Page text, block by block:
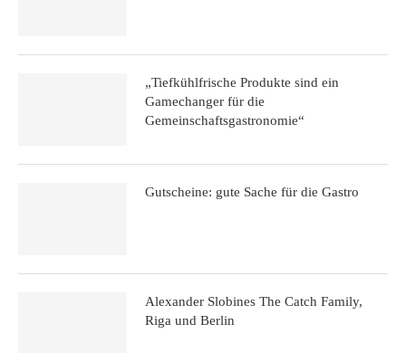
„Tiefkühlfrische Produkte sind ein
Gamechanger für die
Gemeinschaftsgastronomie“
Gutscheine: gute Sache für die Gastro
Alexander Slobines The Catch Family,
Riga und Berlin